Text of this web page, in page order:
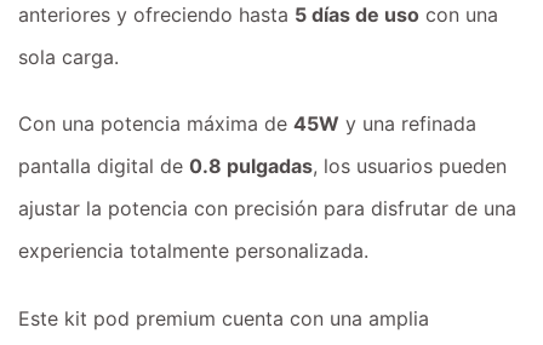
anteriores y ofreciendo hasta 5 días de uso con una
sola carga.
Con una potencia máxima de 45W y una refinada
pantalla digital de 0.8 pulgadas, los usuarios pueden
ajustar la potencia con precisión para disfrutar de una
experiencia totalmente personalizada.
Este kit pod premium cuenta con una amplia